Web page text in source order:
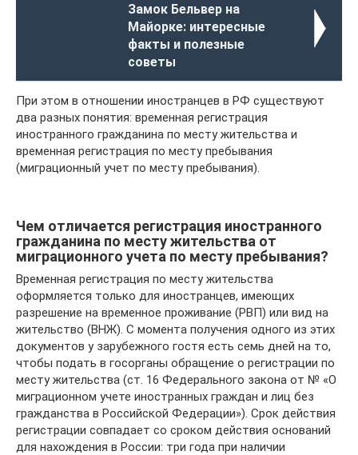
Замок Бельвер на
Майорке: интересные
факты и полезные
советы
При этом в отношении иностранцев в РФ существуют
два разных понятия: временная регистрация
иностранного гражданина по месту жительства и
временная регистрация по месту пребывания
(миграционный учет по месту пребывания).
Чем отличается регистрация иностранного
гражданина по месту жительства от
миграционного учета по месту пребывания?
Временная регистрация по месту жительства
оформляется только для иностранцев, имеющих
разрешение на временное проживание (РВП) или вид на
жительство (ВНЖ). С момента получения одного из этих
документов у зарубежного гостя есть семь дней на то,
чтобы подать в госорганы обращение о регистрации по
месту жительства (ст. 16 Федерального закона от № «О
миграционном учете иностранных граждан и лиц без
гражданства в Российской Федерации»). Срок действия
регистрации совпадает со сроком действия оснований
для нахождения в России: три года при наличии